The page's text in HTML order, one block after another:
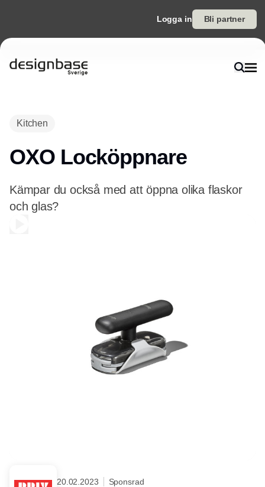
Logga in Bli partner
Kitchen
OXO Locköppnare
Kämpar du också med att öppna olika flaskor
och glas?
20.02.2023 Sponsrad